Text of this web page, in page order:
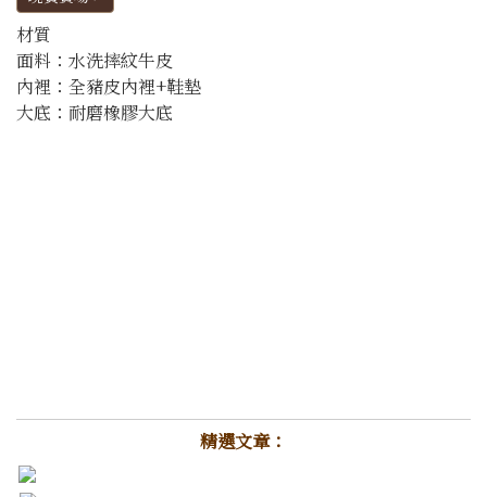
材質
面料：水洗摔紋牛皮
內裡：全豬皮內裡+鞋墊
大底：耐磨橡膠大底
精選文章：